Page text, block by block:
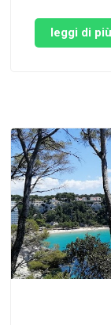
ejemplo de
no es
leggi di più